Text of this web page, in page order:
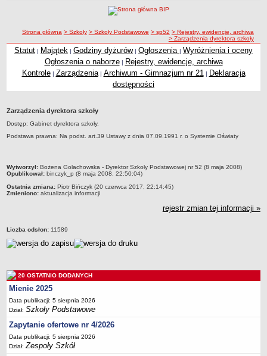
Licea
Zespoły Szkół
Techniczne Zakłady Naukowe
PRZEDSZKOLA
Przedszkola Miejskie
Zlikwidowane gimnazja
Przekształcone szkoły i placówki
Specjalny Ośrodek nr 1
Specjalny Ośrodek nr 5
Statut
Majątek
Ogłoszenie
Zarządzenia
Kontrole
Rejestry, ewidencje, archiwa
Sprawozdania
ścieżka nawigacji
Strona główna > Szkoły > Szkoły Podstawowe > sp52 > Rejestry, ewidencje, archiwa
> Zarządzenia dyrektora szkoły
Statut | Majątek | Godziny dyżurów| Ogłoszenia | Wyróżnienia i oceny
Ogłoszenia o naborze| Rejestry, ewidencje, archiwa
Kontrole| Zarządzenia| Archiwum - Gimnazjum nr 21 | Deklaracja
dostępności
Zarządzenia dyrektora szkoły
Dostęp: Gabinet dyrektora szkoły.
Podstawa prawna: Na podst. art.39 Ustawy z dnia 07.09.1991 r. o Systemie Oświaty
metryczka
Wytworzył: Bożena Golachowska - Dyrektor Szkoły Podstawowej nr 52 (8 maja 2008)
Opublikował: binczyk_p (8 maja 2008, 22:50:04)
Ostatnia zmiana: Piotr Bińczyk (20 czerwca 2017, 22:14:45)
Zmieniono: aktualizacja informacji
rejestr zmian tej informacji »
Liczba odsłon: 11589
20 OSTATNIO DODANYCH
Mienie 2025
Data publikacji: 5 sierpnia 2026
Dział:Szkoły Podstawowe
Zapytanie ofertowe nr 4/2026
Data publikacji: 5 sierpnia 2026
Dział:Zespoły Szkół